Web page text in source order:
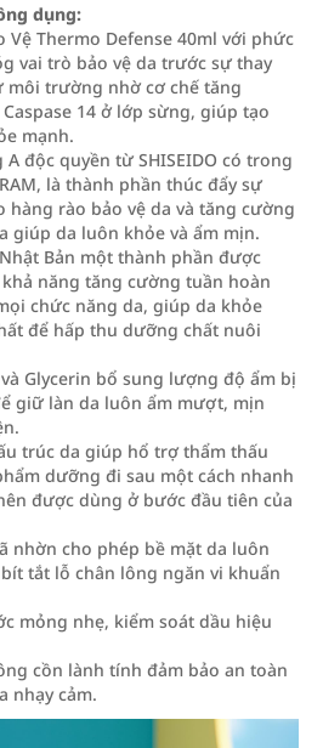
dụng:
Vệ Thermo Defense 40ml với phức
vai trò bảo vệ da trước sự thay
trường nhờ cơ chế tăng
14 ở lớp sừng, giúp tạo
mạnh.
độc quyền từ SHISEIDO có trong
là thành phần thúc đẩy sự
rào bảo vệ da và tăng cường
giúp da luôn khỏe và ẩm mịn.
Bản một thành phần được
năng tăng cường tuần hoàn
chức năng da, giúp da khỏe
để hấp thu dưỡng chất nuôi
Glycerin bổ sung lượng độ ẩm bị
giữ làn da luôn ẩm mượt, mịn
trúc da giúp hổ trợ thẩm thấu
dưỡng đi sau một cách nhanh
được dùng ở bước đầu tiên của
nhờn cho phép bề mặt da luôn
tắt lỗ chân lông ngăn vi khuẩn
mỏng nhẹ, kiểm soát dầu hiệu
cồn lành tính đảm bảo an toàn
nhạy cảm.